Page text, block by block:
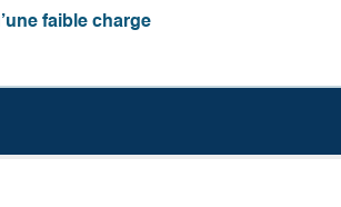
faible charge